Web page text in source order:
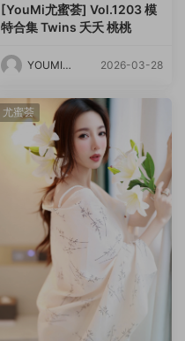
[YouMi尤蜜荟] Vol.1203 模
特合集 Twins 夭夭 桃桃
YOUMI尤
2026-03-28
尤蜜荟